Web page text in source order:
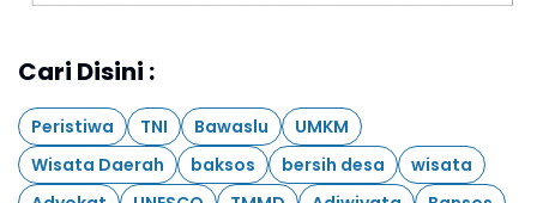
Cari Disini :
Peristiwa TNI Bawaslu
UMKM
Wisata Daerah
baksos bersih desa
wisata